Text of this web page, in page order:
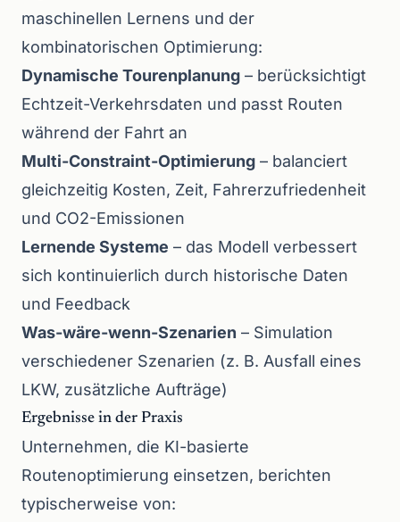
maschinellen Lernens und der
kombinatorischen Optimierung:
Dynamische Tourenplanung – berücksichtigt
Echtzeit-Verkehrsdaten und passt Routen
während der Fahrt an
Multi-Constraint-Optimierung – balanciert
gleichzeitig Kosten, Zeit, Fahrerzufriedenheit
und CO2-Emissionen
Lernende Systeme – das Modell verbessert
sich kontinuierlich durch historische Daten
und Feedback
Was-wäre-wenn-Szenarien – Simulation
verschiedener Szenarien (z. B. Ausfall eines
LKW, zusätzliche Aufträge)
Ergebnisse in der Praxis
Unternehmen, die KI-basierte
Routenoptimierung einsetzen, berichten
typischerweise von: